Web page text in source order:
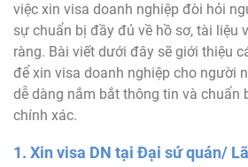
việc xin visa doanh nghiệp đòi hỏi
sự chuẩn bị đầy đủ về hồ sơ, tài liệu
ràng. Bài viết dưới đây sẽ giới thiệu
để xin visa doanh nghiệp cho người
dễ dàng nắm bắt thông tin và chuẩn
chính xác.
1. Xin visa DN tại Đại sứ quán/